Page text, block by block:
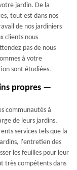
jardin. De la
tout est dans nos
de nos jardiniers
clients nous
pas de nous
à votre
sont étudiées.
propres —
communautés à
de leurs jardins,
services tels que la
l'entretien des
les feuilles pour leur
très compétents dans